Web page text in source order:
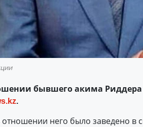
бывшего акима Риддера
.
отношении него было заведено